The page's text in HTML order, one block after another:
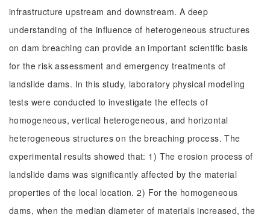
infrastructure upstream and downstream. A deep
understanding of the influence of heterogeneous structures
on dam breaching can provide an important scientific basis
for the risk assessment and emergency treatments of
landslide dams. In this study, laboratory physical modeling
tests were conducted to investigate the effects of
homogeneous, vertical heterogeneous, and horizontal
heterogeneous structures on the breaching process. The
experimental results showed that: 1) The erosion process of
landslide dams was significantly affected by the material
properties of the local location. 2) For the homogeneous
dams, when the median diameter of materials increased, the